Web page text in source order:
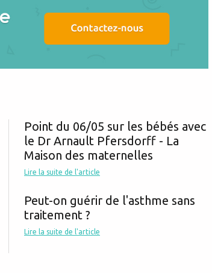
Point du 06/05 sur les bébés avec
le Dr Arnault Pfersdorff - La
Maison des maternelles
Lire la suite de l'article
Peut-on guérir de l'asthme sans
traitement ?
Lire la suite de l'article